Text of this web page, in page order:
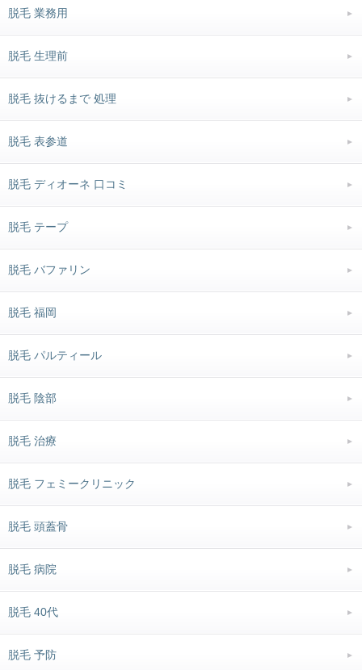
脱毛 業務用
脱毛 生理前
脱毛 抜けるまで 処理
脱毛 表参道
脱毛 ディオーネ 口コミ
脱毛 テープ
脱毛 バファリン
脱毛 福岡
脱毛 パルティール
脱毛 陰部
脱毛 治療
脱毛 フェミークリニック
脱毛 頭蓋骨
脱毛 病院
脱毛 40代
脱毛 予防